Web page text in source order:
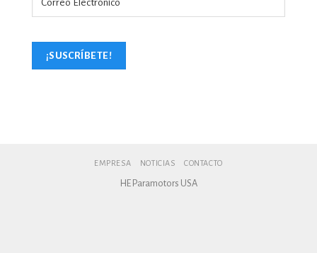
EMPRESA NOTICIAS CONTACTO
HE Paramotors USA